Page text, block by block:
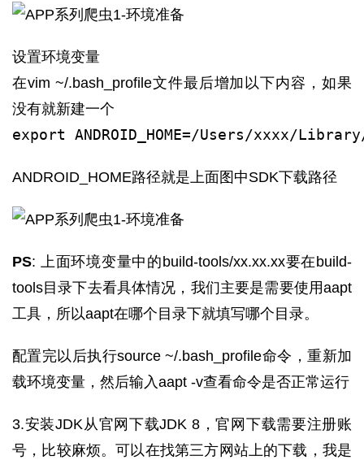
设置环境变量
在vim ~/.bash_profile文件最后增加以下内容，如果
没有就新建一个
export ANDROID_HOME=/Users/xxxx/
ANDROID_HOME路径就是上面图中SDK下载路径
PS: 上面环境变量中的build-tools/xx.xx.xx要在build-
tools目录下去看具体情况，我们主要是需要使用aapt
工具，所以aapt在哪个目录下就填写哪个目录。
配置完以后执行source ~/.bash_profile命令，重新加
载环境变量，然后输入aapt -v查看命令是否正常运行
3.安装JDK从官网下载JDK 8，官网下载需要注册账
号，比较麻烦。可以在找第三方网站上的下载，我是